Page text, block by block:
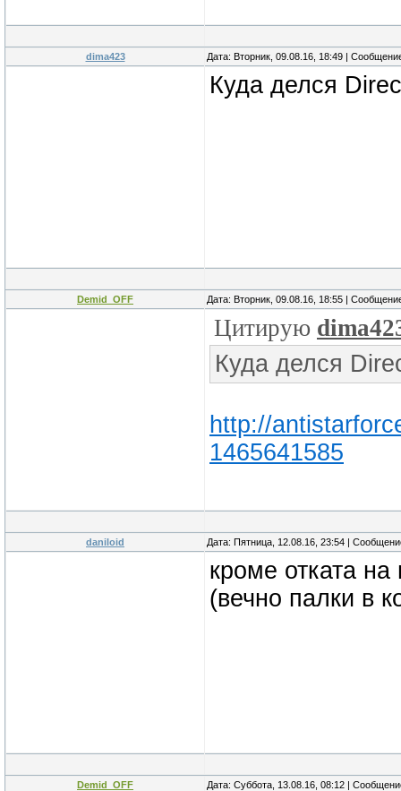
dima423 Дата: Вторник, 09.08.16, 18:49 |
Куда делся
Demid_OFF Дата: Вторник, 09.08.16, 18:55 |
Цитирую
Куда делся
http://
1465641585
daniloid Дата: Пятница, 12.08.16, 23:54 |
кроме отката
(вечно палки в
Demid_OFF Дата: Суббота, 13.08.16, 08:12 |